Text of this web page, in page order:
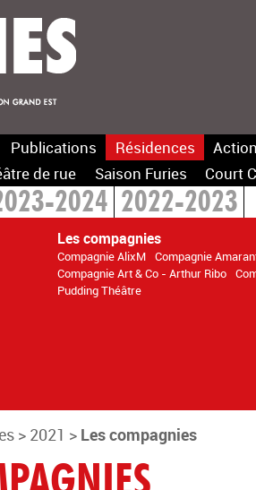
Publications Résidences
de rue
Saison Furies Court
2024 2022-2023
Les compagnies
Compagnie AlixM Compagnie
Compagnie Art & Co - Arthur Ribo
Pudding Théâtre
> 2021 > Les compagnies